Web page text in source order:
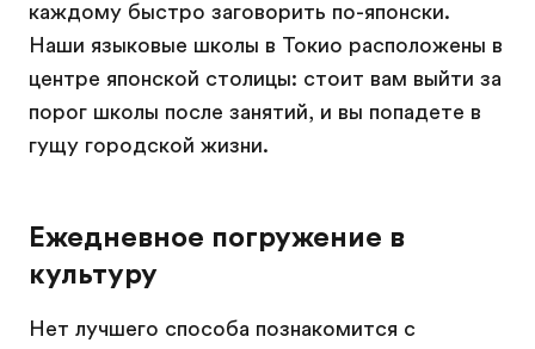
каждому быстро заговорить по-японски.
Наши языковые школы в Токио расположены в
центре японской столицы: стоит вам выйти за
порог школы после занятий, и вы попадете в
гущу городской жизни.
Ежедневное погружение в
культуру
Нет лучшего способа познакомится с